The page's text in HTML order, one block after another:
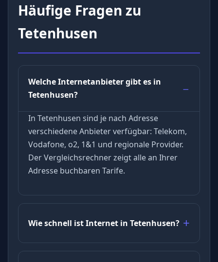
Häufige Fragen zu
Tetenhusen
Welche Internetanbieter gibt es in
Tetenhusen?
In Tetenhusen sind je nach Adresse
verschiedene Anbieter verfügbar: Telekom,
Vodafone, o2, 1&1 und regionale Provider.
Der Vergleichsrechner zeigt alle an Ihrer
Adresse buchbaren Tarife.
Wie schnell ist Internet in Tetenhusen?